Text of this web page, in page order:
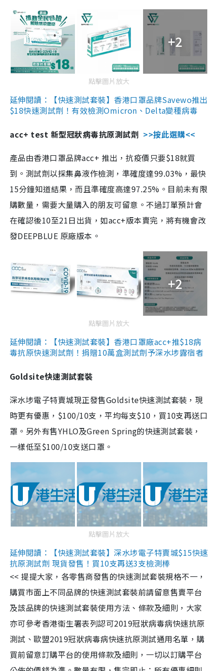
+2
點擊圖片放大
延伸閱讀：【快速測試套裝】香港口罩品牌Savewo推出
$18快速測試劑！有效檢測Omicron、Delta變種病毒
acc+ test 新型冠狀病毒抗原測試劑 >>按此選購<<
產品由香港口罩品牌acc+ 推出，抗疫價只要$18就買
到。測試劑以採集鼻液作檢測，準確度達99.03%，最快
15分鐘知道結果，而且準確度高達97.25%。目前未有限
購數量，需要大量購入的朋友可留意。不過訂單預計會
在確認後10至21日出貨，如acc+版本賣完，將有機會改
發DEEPBLUE 原廠版本。
+2
點擊圖片放大
延伸閱讀：【快速測試套裝】香港口罩廠acc+推$18病
毒抗原快速測試劑！捐贈10萬盒測試劑予深水埗露宿者
Goldsite快速測試套裝
深水埗電子特賣城現正發售Goldsite快速測試套裝，現
時更有優惠，$100/10支，平均每支$10，買10支再送口
罩。另外有售YHLO及Green Spring的快速測試套裝，
一樣低至$100/10支送口罩。
點擊圖片放大
延伸閱讀：【快速測試套裝】深水埗電子特賣城$15快速
抗原測試劑 現貨發售！買10支再送3支檢測棒
<< 提提大家，各零售商發售的快速測試套裝規格不一，
購買市面上不同品牌的快速測試套裝前請留意售賣平台
及該品牌的快速測試套裝使用方法、條款及細則，大家
亦可參考香港衞生署表列認可2019冠狀病毒病快速抗原
測試、歐盟2019冠狀病毒病快速抗原測試通用名單，購
買前留意訂購平台的使用條款及細則，一切以訂購平台